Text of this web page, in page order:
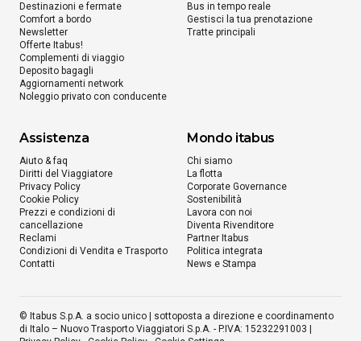
Destinazioni e fermate
Comfort a bordo
Newsletter
Offerte Itabus!
Complementi di viaggio
Deposito bagagli
Aggiornamenti network
Noleggio privato con conducente
Bus in tempo reale
Gestisci la tua prenotazione
Tratte principali
Assistenza
Aiuto & faq
Diritti del Viaggiatore
Privacy Policy
Cookie Policy
Prezzi e condizioni di
cancellazione
Reclami
Condizioni di Vendita e Trasporto
Contatti
Mondo itabus
Chi siamo
La flotta
Corporate Governance
Sostenibilità
Lavora con noi
Diventa Rivenditore
Partner Itabus
Politica integrata
News e Stampa
© Itabus S.p.A. a socio unico | sottoposta a direzione e coordinamento
di Italo – Nuovo Trasporto Viaggiatori S.p.A. - P.IVA: 15232291003 |